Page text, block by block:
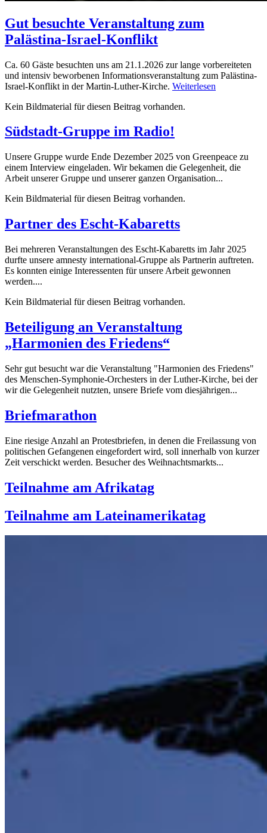
Gut besuchte Veranstaltung zum
Palästina-Israel-Konflikt
Ca. 60 Gäste besuchten uns am 21.1.2026 zur lange vorbereiteten
und intensiv beworbenen Informationsveranstaltung zum Palästina-
Israel-Konflikt in der Martin-Luther-Kirche. Weiterlesen
Kein Bildmaterial für diesen Beitrag vorhanden.
Südstadt-Gruppe im Radio!
Unsere Gruppe wurde Ende Dezember 2025 von Greenpeace zu
einem Interview eingeladen. Wir bekamen die Gelegenheit, die
Arbeit unserer Gruppe und unserer ganzen Organisation...
Kein Bildmaterial für diesen Beitrag vorhanden.
Partner des Escht-Kabaretts
Bei mehreren Veranstaltungen des Escht-Kabaretts im Jahr 2025
durfte unsere amnesty international-Gruppe als Partnerin auftreten.
Es konnten einige Interessenten für unsere Arbeit gewonnen
werden....
Kein Bildmaterial für diesen Beitrag vorhanden.
Beteiligung an Veranstaltung
„Harmonien des Friedens“
Sehr gut besucht war die Veranstaltung "Harmonien des Friedens"
des Menschen-Symphonie-Orchesters in der Luther-Kirche, bei der
wir die Gelegenheit nutzten, unsere Briefe vom diesjährigen...
Briefmarathon
Eine riesige Anzahl an Protestbriefen, in denen die Freilassung von
politischen Gefangenen eingefordert wird, soll innerhalb von kurzer
Zeit verschickt werden. Besucher des Weihnachtsmarkts...
Teilnahme am Afrikatag
Teilnahme am Lateinamerikatag